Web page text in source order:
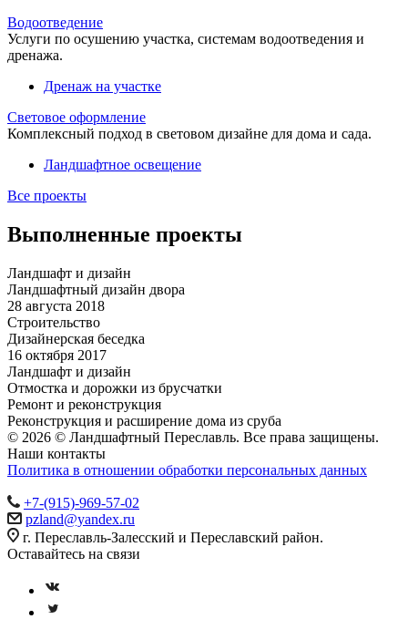
Водоотведение
Услуги по осушению участка, системам водоотведения и
дренажа.
Дренаж на участке
Световое оформление
Комплексный подход в световом дизайне для дома и сада.
Ландшафтное освещение
Все проекты
Выполненные проекты
Ландшафт и дизайн
Ландшафтный дизайн двора
28 августа 2018
Строительство
Дизайнерская беседка
16 октября 2017
Ландшафт и дизайн
Отмостка и дорожки из брусчатки
Ремонт и реконструкция
Реконструкция и расширение дома из сруба
© 2026 © Ландшафтный Переславль. Все права защищены.
Наши контакты
Политика в отношении обработки персональных данных
+7-(915)-969-57-02
pzland@yandex.ru
г. Переславль-Залесский и Переславский район.
Оставайтесь на связи